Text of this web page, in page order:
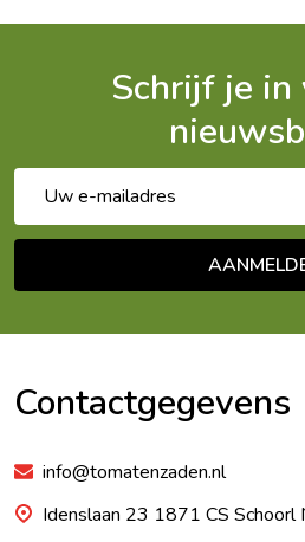
Schrijf je in
mailadres
Contactgegevens
info@tomatenzaden.nl
Idenslaan 23